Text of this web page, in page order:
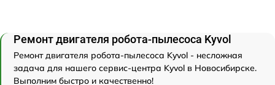
Ремонт двигателя робота-пылесоса Kyvol
Ремонт двигателя робота-пылесоса Kyvol - несложная
задача для нашего сервис-центра Kyvol в Новосибирске.
Выполним быстро и качественно!